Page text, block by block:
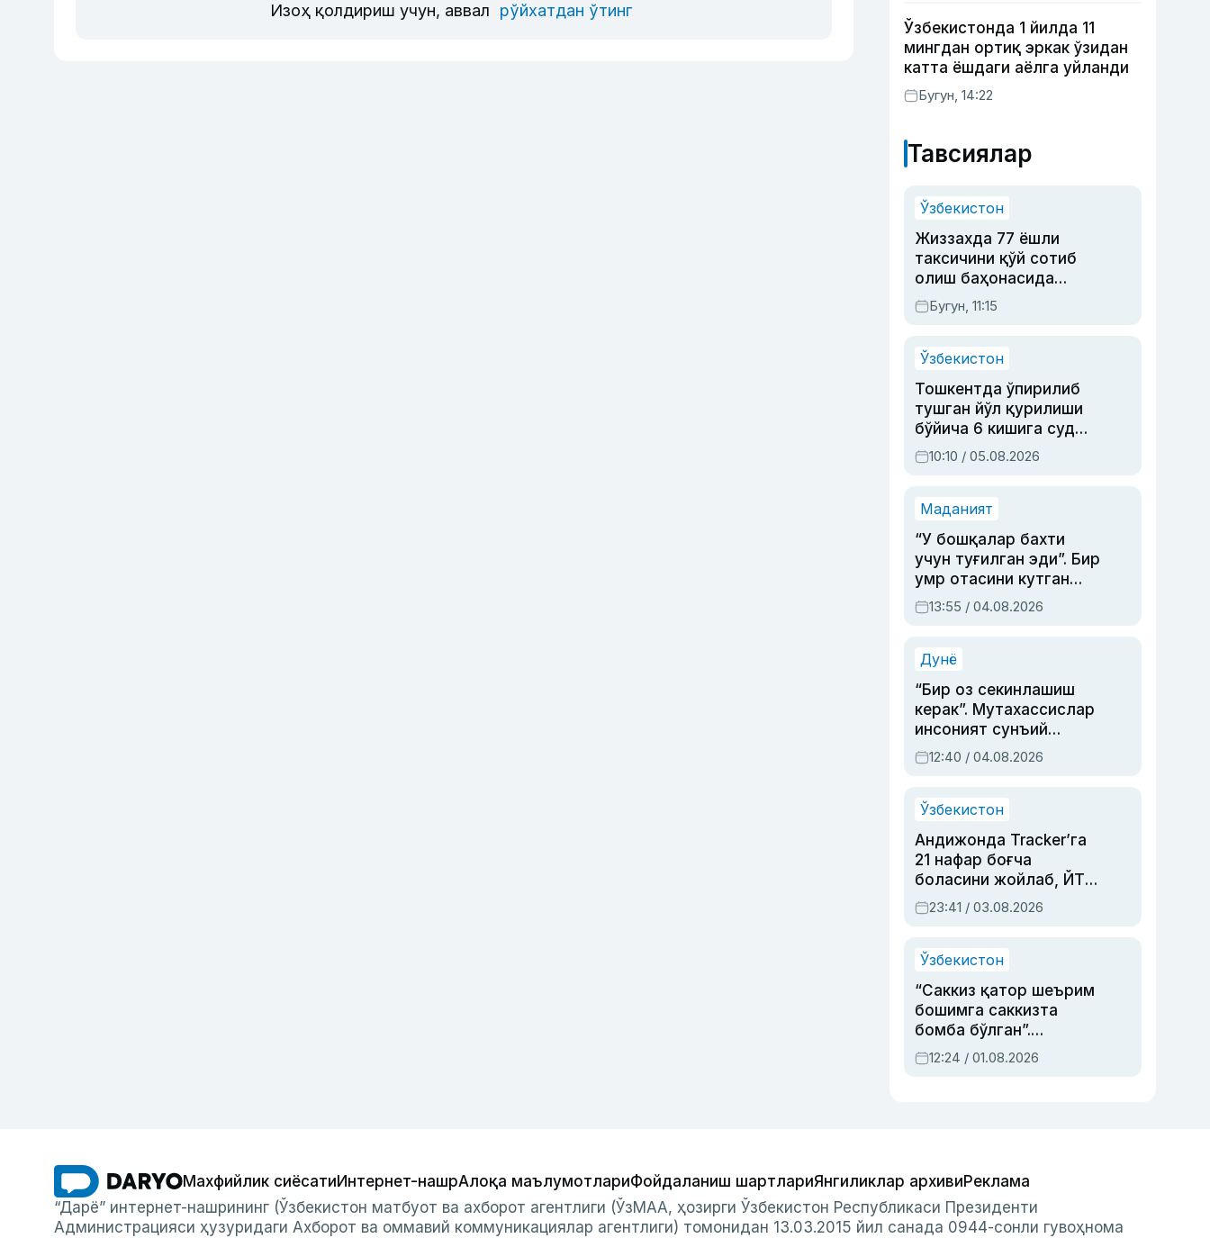
Изоҳ қолдириш учун, аввал рўйхатдан ўтинг
Ўзбекистонда 1 йилда 11
мингдан ортиқ эркак ўзидан
катта ёшдаги аёлга уйланди
Бугун, 14:22
Тавсиялар
Ўзбекистон
Жиззахда 77 ёшли
таксичини қўй сотиб
олиш баҳонасида
яйловга олиб бориб
ўлдирган йигит 20
Бугун, 11:15
Ўзбекистон
Тошкентда ўпирилиб
тушган йўл қурилиши
бўйича 6 кишига суд
ҳукми ўқилди
10:10 / 05.08.2026
Маданият
“У бошқалар бахти
учун туғилган эди”. Бир
умр отасини кутган
актриса ва дубльяж
устаси Римма
синовларга тўла ҳаёти
13:55 / 04.08.2026
Дунё
“Бир оз секинлашиш
керак”. Мутахассислар
инсоният сунъий
интеллектни бошқара
олмай қолишидан
12:40 / 04.08.2026
Ўзбекистон
Андижонда Tracker’га
21 нафар боғча
боласини жойлаб, ЙТҲ
содир этган аёлга суд
ҳукми ўқилди
23:41 / 03.08.2026
Ўзбекистон
“Саккиз қатор шеърим
бошимга саккизта
бомба бўлган”.
Абдулла Ориповни
сиёсий айбловлардан
12:24 / 01.08.2026
Махфийлик сиёсатиИнтернет-нашрАлоқа маълумотлариФойдаланиш шартлариЯнгиликлар архивиРеклама
“Дарё” интернет-нашрининг (Ўзбекистон матбуот ва ахборот агентлиги (ЎзМАА, ҳозирги Ўзбекистон Республикаси Президенти
Администрацияси ҳузуридаги Ахборот ва оммавий коммуникациялар агентлиги) томонидан 13.03.2015 йил санада 0944-сонли гувоҳнома